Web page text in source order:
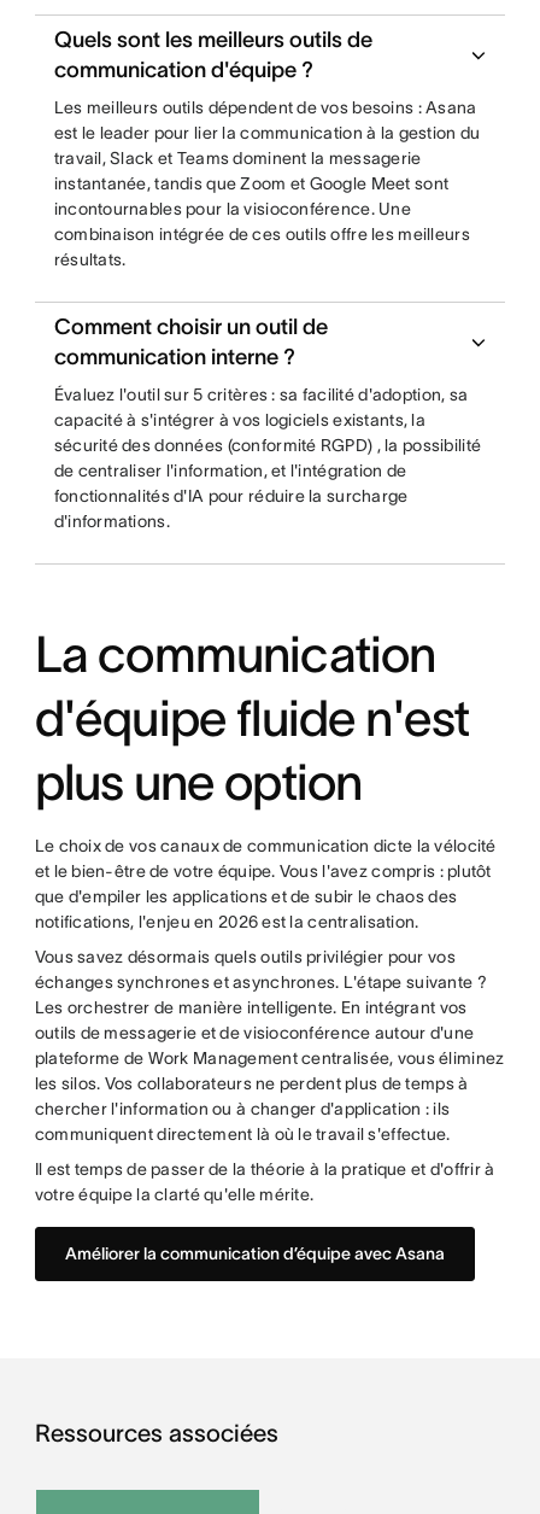
Quels sont les meilleurs outils de
communication d'équipe ?
Les meilleurs outils dépendent de vos besoins : Asana
est le leader pour lier la communication à la gestion du
travail, Slack et Teams dominent la messagerie
instantanée, tandis que Zoom et Google Meet sont
incontournables pour la visioconférence. Une
combinaison intégrée de ces outils offre les meilleurs
résultats.
Comment choisir un outil de
communication interne ?
Évaluez l'outil sur 5 critères : sa facilité d'adoption, sa
capacité à s'intégrer à vos logiciels existants, la
sécurité des données (conformité RGPD) , la possibilité
de centraliser l'information, et l'intégration de
fonctionnalités d'IA pour réduire la surcharge
d'informations.
La communication
d'équipe fluide n'est
plus une option
Le choix de vos canaux de communication dicte la vélocité
et le bien-être de votre équipe. Vous l'avez compris : plutôt
que d'empiler les applications et de subir le chaos des
notifications, l'enjeu en 2026 est la centralisation.
Vous savez désormais quels outils privilégier pour vos
échanges synchrones et asynchrones. L'étape suivante ?
Les orchestrer de manière intelligente. En intégrant vos
outils de messagerie et de visioconférence autour d'une
plateforme de Work Management centralisée, vous éliminez
les silos. Vos collaborateurs ne perdent plus de temps à
chercher l'information ou à changer d'application : ils
communiquent directement là où le travail s'effectue.
Il est temps de passer de la théorie à la pratique et d'offrir à
votre équipe la clarté qu'elle mérite.
Améliorer la communication d’équipe avec Asana
Ressources associées